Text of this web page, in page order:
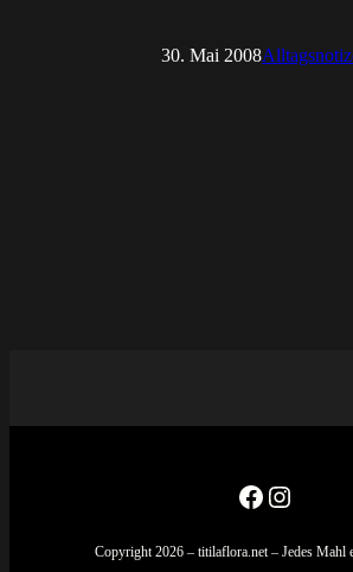
30. Mai 2008
Facebook
Copyright 2026 – titilaflora.net – Jedes Mahl